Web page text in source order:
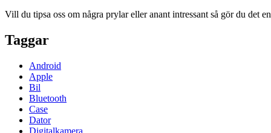
Vill du tipsa oss om några prylar eller anant intressant så gör du det
Taggar
Android
Apple
Bil
Bluetooth
Case
Dator
Digitalkamera